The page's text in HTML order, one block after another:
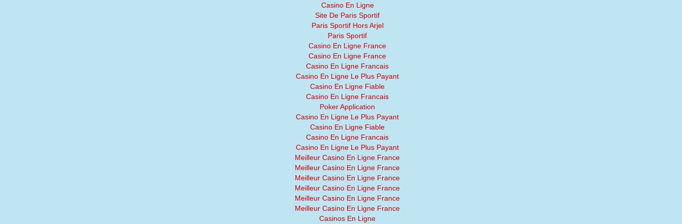
Casino En Ligne
Site De Paris Sportif
Paris Sportif Hors Arjel
Paris Sportif
Casino En Ligne France
Casino En Ligne France
Casino En Ligne Francais
Casino En Ligne Le Plus Payant
Casino En Ligne Fiable
Casino En Ligne Francais
Poker Application
Casino En Ligne Le Plus Payant
Casino En Ligne Fiable
Casino En Ligne Francais
Casino En Ligne Le Plus Payant
Meilleur Casino En Ligne France
Meilleur Casino En Ligne France
Meilleur Casino En Ligne France
Meilleur Casino En Ligne France
Meilleur Casino En Ligne France
Meilleur Casino En Ligne France
Casinos En Ligne